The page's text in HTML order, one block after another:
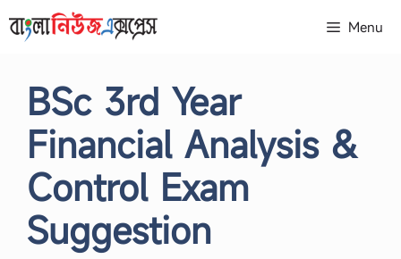
to
Menu
BSc 3rd Year
Financial Analysis &
Control Exam
Suggestion